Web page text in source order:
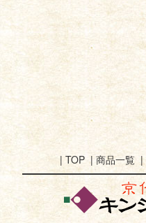
| TOP| 商品一覧 |